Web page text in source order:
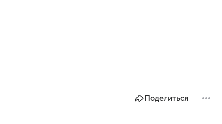
Поделиться